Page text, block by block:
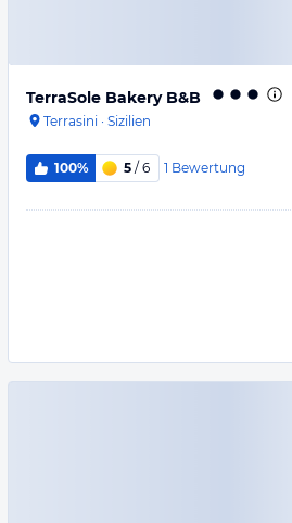
TerraSole Bakery B&B
Terrasini · Sizilien
100% 5 / 6 1 Bewertung